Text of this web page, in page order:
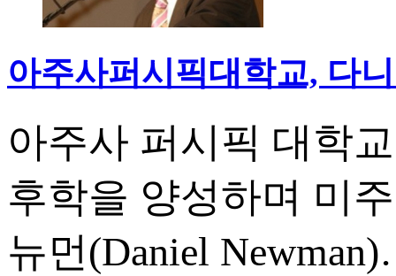
아주사퍼시픽대학교, 다
아주사 퍼시픽 대학
후학을 양성하며 미
뉴먼(Daniel